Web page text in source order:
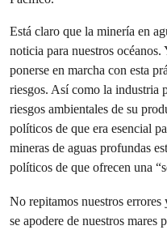
Está claro que la minería en
noticia para nuestros
ponerse en marcha con esta
riesgos. Así como la industria
riesgos ambientales de su
políticos de que era esencial
mineras de aguas profundas
políticos de que ofrecen una
No repitamos nuestros errores
se apodere de nuestros